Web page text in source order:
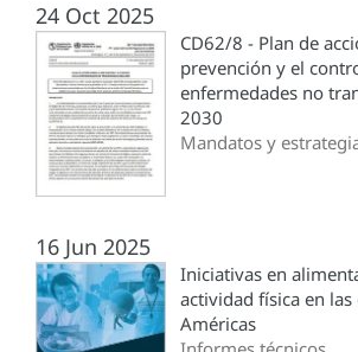
24 Oct 2025
CD62/8 - Plan de
prevención y el
enfermedades no
2030
Mandatos y
16 Jun 2025
Iniciativas en
actividad física en las
Américas